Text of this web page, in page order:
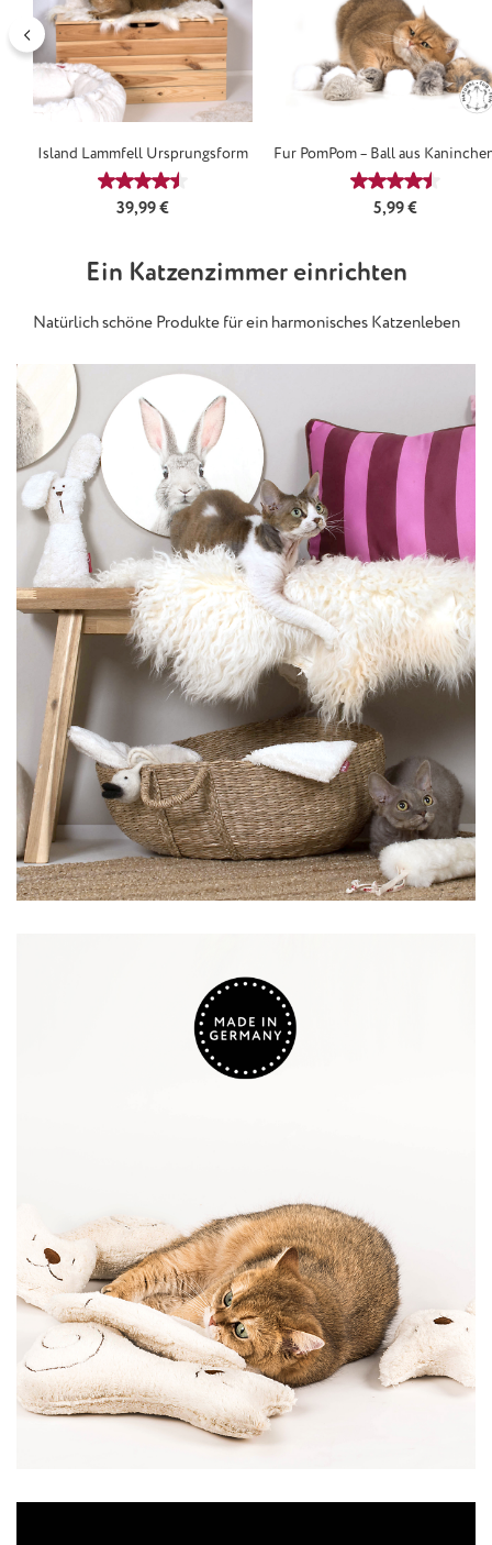
Island Lammfell Ursprungsform
Durchschnittliche Bewertung von 4.5 von 5
Regulärer Preis:
39,99 €
Fur PomPom – Ball aus
für Katzen
Regulärer Preis:
5,99 €
Ein Katzenzimmer einrichten
Natürlich schöne Produkte für ein harmonisches Katzenleben